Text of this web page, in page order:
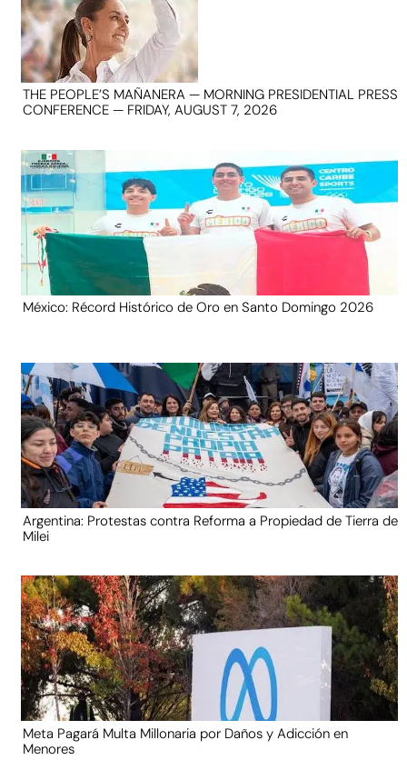
THE PEOPLE’S MAÑANERA — MORNING PRESIDENTIAL PRESS
CONFERENCE — FRIDAY, AUGUST 7, 2026
México: Récord Histórico de Oro en Santo Domingo 2026
Argentina: Protestas contra Reforma a Propiedad de Tierra de
Milei
Meta Pagará Multa Millonaria por Daños y Adicción en
Menores